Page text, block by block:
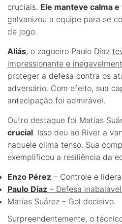
cruciais. Ele manteve calma
galvanizou a equipe para se
de jogo.
Aliás, o zagueiro Paulo Díaz
impressionante e
proteger a defesa contra os
adversário. Com efeito, sua
antecipação foi admirável.
Outro destaque foi Matías
crucial. Isso deu ao River a
naquele clima tenso. Sua
exemplificou a resiliência da
Enzo Pérez – Controle e
Paulo Díaz – Defesa
Matías Suárez – Gol decisivo.
Surpreendentemente, o